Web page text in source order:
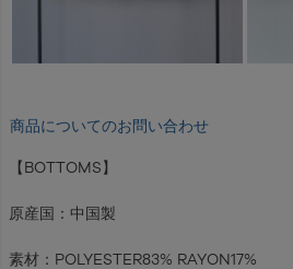
商品についてのお問い合わせ
【BOTTOMS】
原産国：中国製
素材：POLYESTER83% RAYON17%